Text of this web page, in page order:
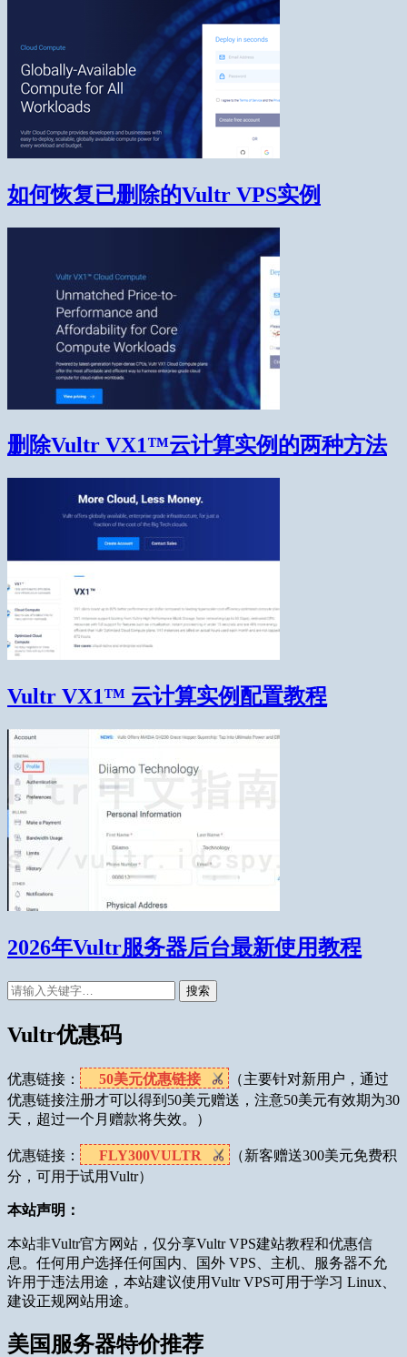
如何恢复已删除的Vultr VPS实例
删除Vultr VX1™云计算实例的两种方法
Vultr VX1™ 云计算实例配置教程
2026年Vultr服务器后台最新使用教程
搜索
Vultr优惠码
优惠链接： 50美元优惠链接
（主要针对新用户，通过
优惠链接注册才可以得到50美元赠送，注意50美元有效期为30
天，超过一个月赠款将失效。）
优惠链接： FLY300VULTR
（新客赠送300美元免费积
分，可用于试用Vultr）
本站声明：
本站非Vultr官方网站，仅分享Vultr VPS建站教程和优惠信
息。任何用户选择任何国内、国外 VPS、主机、服务器不允
许用于违法用途，本站建议使用Vultr VPS可用于学习 Linux、
建设正规网站用途。
美国服务器特价推荐